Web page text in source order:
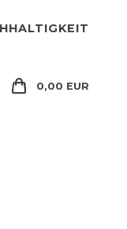
0,00 EUR